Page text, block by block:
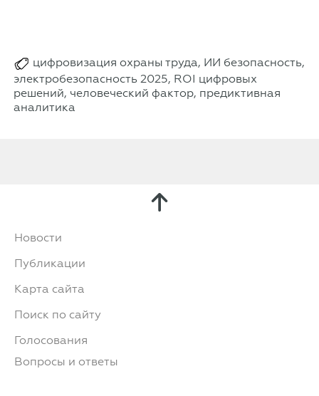
цифровизация охраны труда, ИИ безопасность,
электробезопасность 2025, ROI цифровых
решений, человеческий фактор, предиктивная
аналитика
Новости
Публикации
Карта сайта
Поиск по сайту
Голосования
Вопросы и ответы